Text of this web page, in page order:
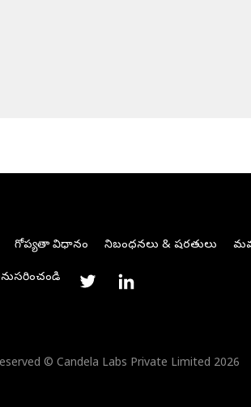
గోప్యతా విధానం నిబంధనలు & షరతులు
© Candela Labs Private Limited 2026